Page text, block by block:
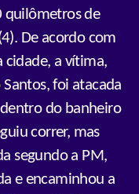
quilômetros de
De acordo com
cidade, a vítima,
foi atacada
do banheiro
correr, mas
segundo a PM,
e encaminhou a